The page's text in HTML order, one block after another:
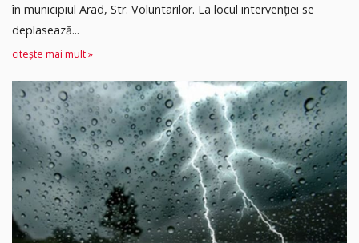
în municipiul Arad, Str. Voluntarilor. La locul intervenției se
deplasează...
citește mai mult »